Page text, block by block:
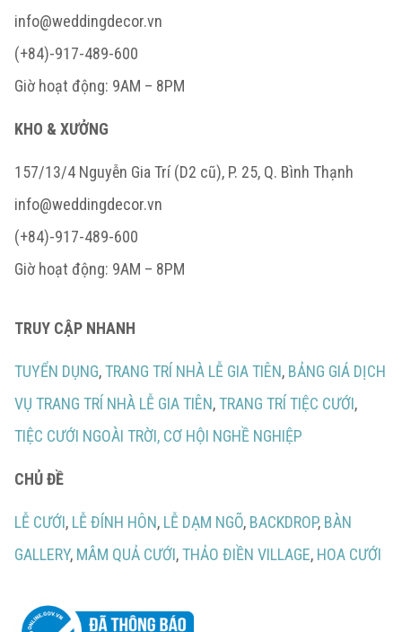
info@weddingdecor.vn
(+84)-917-489-600
Giờ hoạt động: 9AM – 8PM
KHO & XƯỞNG
157/13/4 Nguyễn Gia Trí (D2 cũ), P. 25, Q. Bình Thạnh
info@weddingdecor.vn
(+84)-917-489-600
Giờ hoạt động: 9AM – 8PM
TRUY CẬP NHANH
TUYỂN DỤNG,TRANG TRÍ NHÀ LỄ GIA TIÊN, BẢNG GIÁ DỊCH
VỤ TRANG TRÍ NHÀ LỄ GIA TIÊN,TRANG TRÍ TIỆC CƯỚI,
TIỆC CƯỚI NGOÀI TRỜI, CƠ HỘI NGHỀ NGHIỆP
CHỦ ĐỀ
LỄ CƯỚI, LỄ ĐÍNH HÔN, LỄ DẠM NGÕ, BACKDROP, BÀN
GALLERY, MÂM QUẢ CƯỚI,THẢO ĐIỀN VILLAGE, HOA CƯỚI